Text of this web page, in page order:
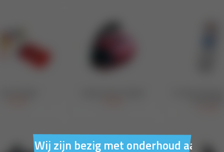
Wij zijn bezig met onderhoud aan